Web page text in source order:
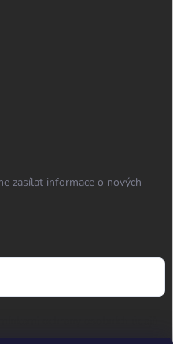
zasílat informace o nových